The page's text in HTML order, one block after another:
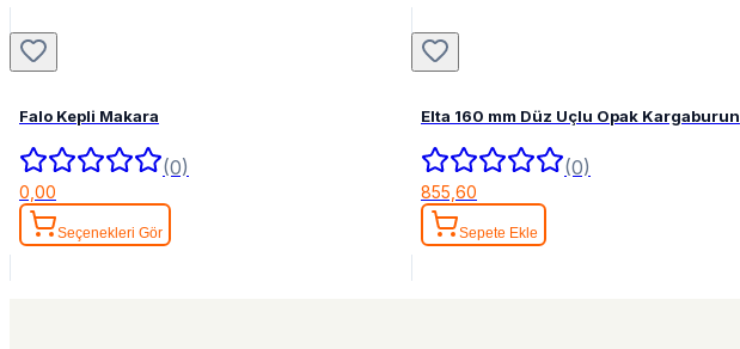
Falo Kepli Makara
(0)
0,00
Seçenekleri Gör
Elta 160 mm Düz Uçlu Opak Kargaburun
(0)
855,60
Sepete Ekle